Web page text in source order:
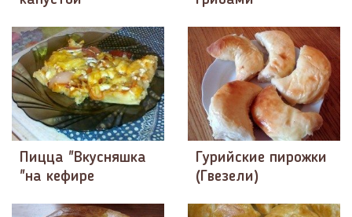
Пицца "Вкусняшка
"на кефире
Гурийские пирожки
(Гвезели)